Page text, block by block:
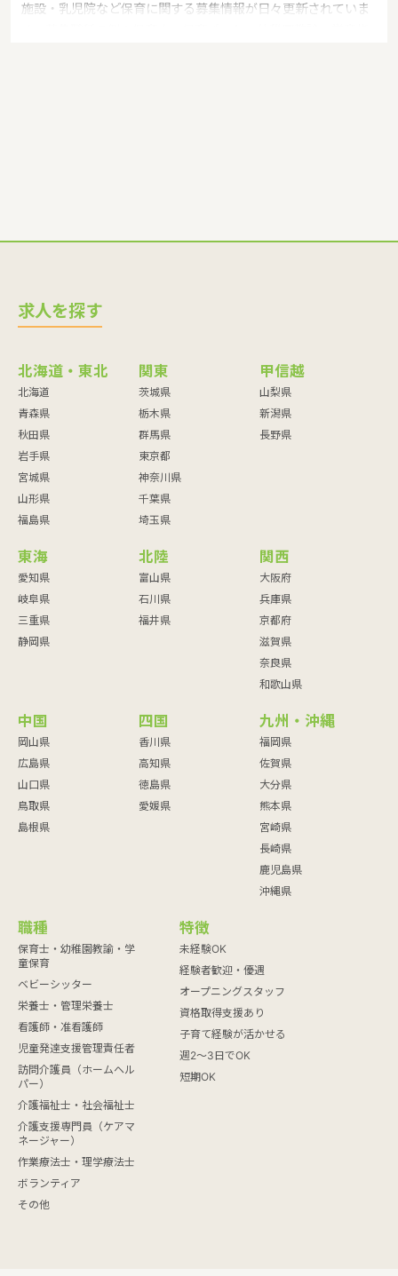
施設・乳児院など保育に関する募集情報が日々更新されていま
求人を探す
北海道・東北
北海道
青森県
秋田県
岩手県
宮城県
山形県
福島県
関東
茨城県
栃木県
群馬県
東京都
神奈川県
千葉県
埼玉県
甲信越
山梨県
新潟県
長野県
東海
愛知県
岐阜県
三重県
静岡県
北陸
富山県
石川県
福井県
関西
大阪府
兵庫県
京都府
滋賀県
奈良県
和歌山県
中国
岡山県
広島県
山口県
鳥取県
島根県
四国
香川県
高知県
徳島県
愛媛県
九州・沖縄
福岡県
佐賀県
大分県
熊本県
宮崎県
長崎県
鹿児島県
沖縄県
職種
保育士・幼稚園教諭・学
童保育
ベビーシッター
栄養士・管理栄養士
看護師・准看護師
児童発達支援管理責任者
訪問介護員（ホームヘル
パー）
介護福祉士・社会福祉士
介護支援専門員（ケアマ
ネージャー）
作業療法士・理学療法士
ボランティア
その他
特徴
未経験OK
経験者歓迎・優遇
オープニングスタッフ
資格取得支援あり
子育て経験が活かせる
週2～3日でOK
短期OK